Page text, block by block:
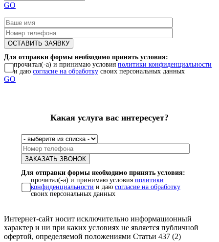
GO
Для отправки формы необходимо принять условия:
прочитал(-а) и принимаю условия политики конфиденциальности
и даю согласие на обработку своих персональных данных
GO
Какая услуга вас интересует?
Для отправки формы необходимо принять условия:
прочитал(-а) и принимаю условия политики
конфиденциальности и даю согласие на обработку
своих персональных данных
Интернет-сайт носит исключительно информационный
характер и ни при каких условиях не является публичной
офертой, определяемой положениями Статьи 437 (2)